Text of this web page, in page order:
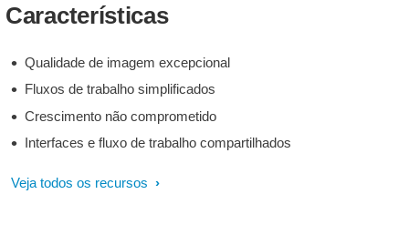
Características
Qualidade de imagem excepcional
Fluxos de trabalho simplificados
Crescimento não comprometido
Interfaces e fluxo de trabalho compartilhados
Veja todos os recursos